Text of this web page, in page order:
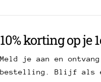
10% korting op je
Meld je aan en
bestelling. Blijf als